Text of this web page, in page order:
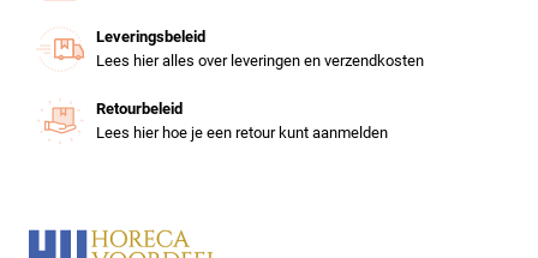
Leveringsbeleid
Lees hier alles over leveringen en verzendkosten
Retourbeleid
Lees hier hoe je een retour kunt aanmelden